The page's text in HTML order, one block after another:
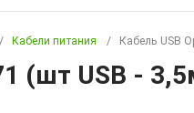
Кабели питания Кабель USB
(шт USB -